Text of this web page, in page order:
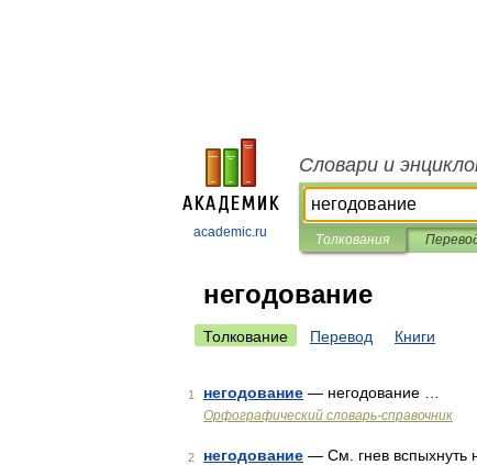
academic.ru
Словари и
Толкования
негодование
Толкование Перевод Книги
1 негодование — негодование …
Орфографический словарь-справочник
2 негодование — См. гнев вспыхнуть